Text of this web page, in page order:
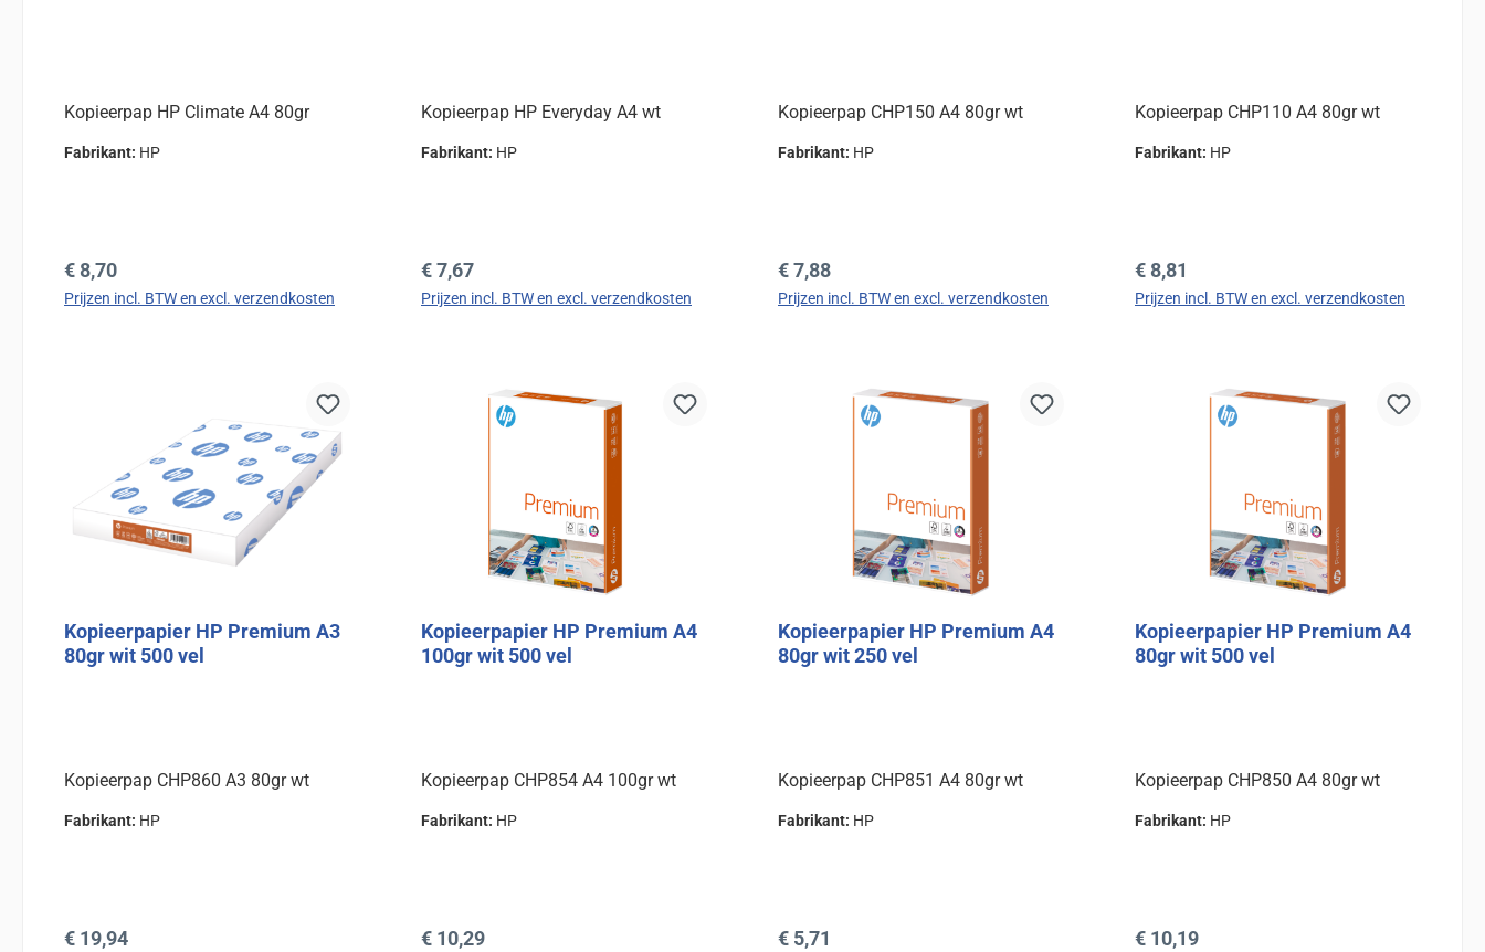
Kopieerpap HP Climate A4 80gr
Fabrikant: HP
Normale prijs:
€ 8,70
Prijzen incl. BTW en excl. verzendkosten
Kopieerpap HP Everyday A4 wt
Fabrikant: HP
Normale prijs:
€ 7,67
Prijzen incl. BTW en excl. verzendkosten
Kopieerpap CHP150 A4 80gr wt
Fabrikant: HP
Normale prijs:
€ 7,88
Prijzen incl. BTW en excl. verzendkosten
Kopieerpap CHP110 A4 80gr wt
Fabrikant: HP
Normale prijs:
€ 8,81
Prijzen incl. BTW en excl. verzendkosten
Kopieerpapier HP Premium A3
80gr wit 500 vel
Kopieerpap CHP860 A3 80gr wt
Fabrikant: HP
Normale prijs:
€ 19,94
Kopieerpapier HP Premium A4
100gr wit 500 vel
Kopieerpap CHP854 A4 100gr wt
Fabrikant: HP
Normale prijs:
€ 10,29
Kopieerpapier HP Premium A4
80gr wit 250 vel
Kopieerpap CHP851 A4 80gr wt
Fabrikant: HP
Normale prijs:
€ 5,71
Kopieerpapier HP Premium A4
80gr wit 500 vel
Kopieerpap CHP850 A4 80gr wt
Fabrikant: HP
Normale prijs:
€ 10,19